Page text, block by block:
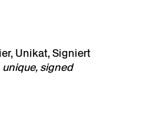
Unikat, Signiert
signed